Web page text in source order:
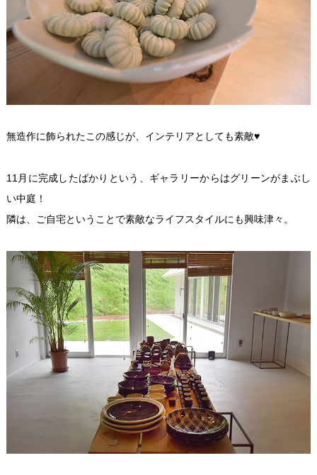
無造作に飾られたこの感じが、インテリアとしても素敵♥️
11月に完成したばかりという、ギャラリーからはグリーンがまぶし
い中庭！️
隣は、ご自宅ということで素敵なライフスタイルにも興味津々。